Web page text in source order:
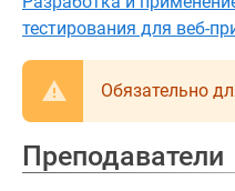
тестирования для веб-
Обязательно
Преподаватели